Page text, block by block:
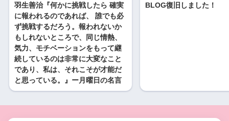
羽生善治『何かに挑戦したら 確実
に報われるのであれば、 誰でも必
ず挑戦するだろう。報われないか
もしれないところで、同じ情熱、
気力、モチベーションをもって継
続しているのは非常に大変なこと
であり、私は、それこそが才能だ
と思っている。』ー月曜日の名言
BLOG復旧しました！